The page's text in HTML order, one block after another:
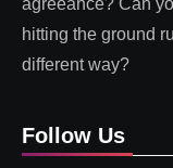
hitting the ground
different way?
Follow Us